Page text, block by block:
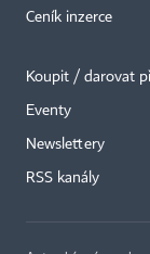
Ceník inzerce
Koupit / darovat
Eventy
Newslettery
RSS kanály